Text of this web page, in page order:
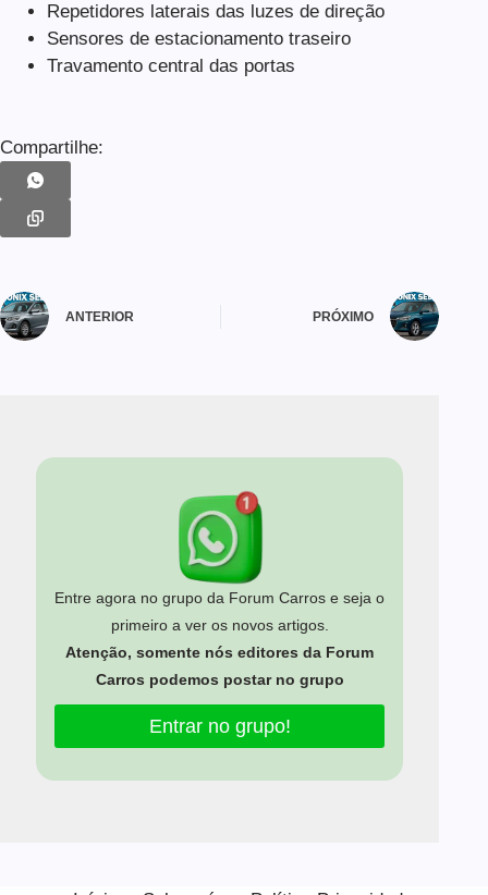
Repetidores laterais das luzes de direção
Sensores de estacionamento traseiro
Travamento central das portas
Compartilhe:
ANTERIOR PRÓXIMO
Entre agora no grupo da Forum Carros e seja o
primeiro a ver os novos artigos.
Atenção, somente nós editores da Forum
Carros podemos postar no grupo
Entrar no grupo!
experiência em nosso site.